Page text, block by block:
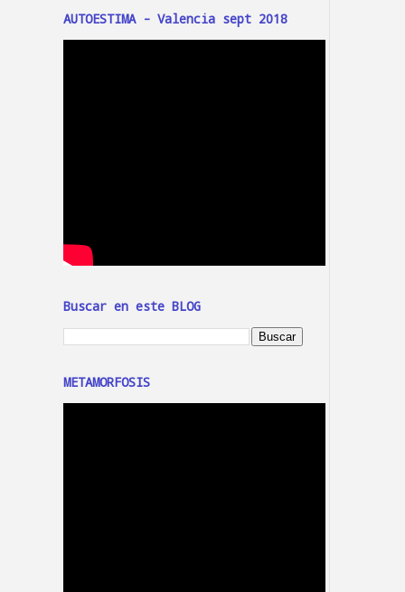
AUTOESTIMA - Valencia sept 2018
Buscar en este BLOG
METAMORFOSIS